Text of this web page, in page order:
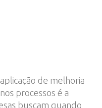
de melhoria
processos é a
buscam quando